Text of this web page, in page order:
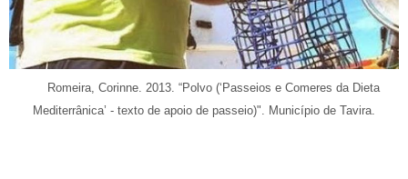
Romeira, Corinne. 2013. “Polvo (‘Passeios e Comeres da Dieta
Mediterrânica’ - texto de apoio de passeio)". Município de Tavira.